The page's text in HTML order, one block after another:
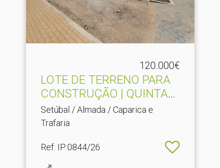
120.000€
LOTE DE TERRENO PARA
CONSTRUÇÃO | QUINTA
DO F.​..
Setúbal / Almada / Caparica e
Trafaria
Ref: IP:0844/26